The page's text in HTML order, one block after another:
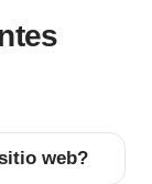
web?